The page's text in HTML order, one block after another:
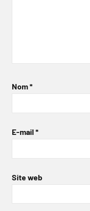
Nom*
E-mail *
Site web